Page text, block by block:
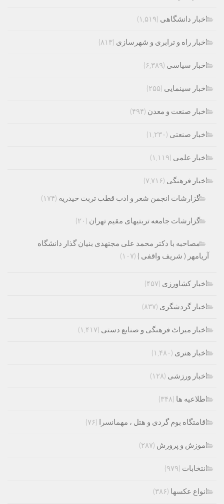
اخبار دانشگاهی (۱,۵۱۹)
اخبار راه و ترابری و شهرسازی (۸۱۳)
اخبار سیاسی (۶,۳۸۹)
اخبار سینمایی (۲۵۵)
اخبار صنعت و معدن (۴۹۴)
اخبار صنعتی (۱,۲۳۰)
اخبار علمی (۱,۱۱۹)
اخبار فرهنگی (۷,۷۱۶)
گزارشات انجمن شعر و ادب قطب تربت حیدریه (۱۷۴)
گزارشات جامعه تربتیهای مقیم تهران (۲۰)
مصاحبه با دکتر محمد علی مجتهدی بنیان گذار دانشگاه
آریامهر ( شریف واقفی ) (۱۰۷)
اخبار کشاورزی (۴۵۷)
اخبار گردشگری (۸۳۷)
اخبار میراث فرهنگی و صنایع دستی (۱,۴۱۷)
اخبار هنری (۱,۴۸۰)
اخبار ورزشی (۱۲۸)
اطلاعیه ها (۳۴۸)
اقامتگاه بوم گردی و هتل ، مهمانسرا (۷۶)
اموزش و پرورش (۲۸۷)
انتخابات (۹۷۹)
انواع عکسها (۳۸۶)